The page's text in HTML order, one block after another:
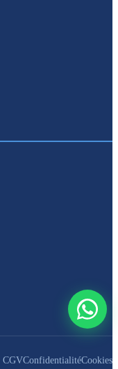
CGVConfidentialitéCookies